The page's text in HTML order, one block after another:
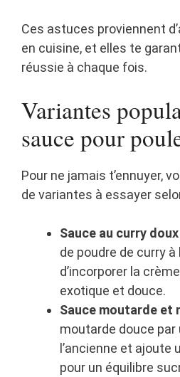
Ces astuces proviennent
en cuisine, et elles te
réussie à chaque fois.
Variantes
sauce pour
Pour ne jamais t’ennuyer,
de variantes à essayer
Sauce au curry doux
de poudre de curry
d’incorporer la
exotique et douce.
Sauce moutarde et
moutarde douce par
l’ancienne et ajoute
pour un équilibre